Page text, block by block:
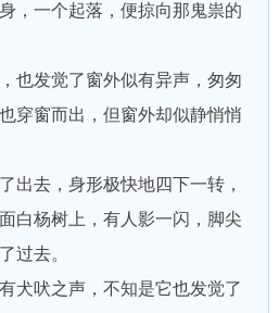
，一个起落，便掠向那鬼祟的
发觉了窗外似有异声，匆匆
穿窗而出，但窗外却似静悄悄
去，身形极快地四下一转，
白杨树上，有人影一闪，脚尖
过去。
吠之声，不知是它也发觉了